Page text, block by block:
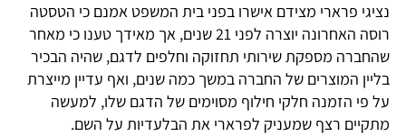
נציגי פרארי מצידם אישרו בפני בית המשפט אמנם כי הטסטה
רוסה האחרונה יוצרה לפני 21 שנים, אך מאידך טענו כי מאחר
שהחברה מספקת שירותי תחזוקה וחלפים לדגם, שהיה הבכיר
בליין המוצרים של החברה במשך כמה שנים, ואף עדיין מייצרת
על פי הזמנה חלקי חילוף מסוימים של הדגם שלו, למעשה
מתקיים רצף שמעניק לפרארי את הבלעדיות על השם.